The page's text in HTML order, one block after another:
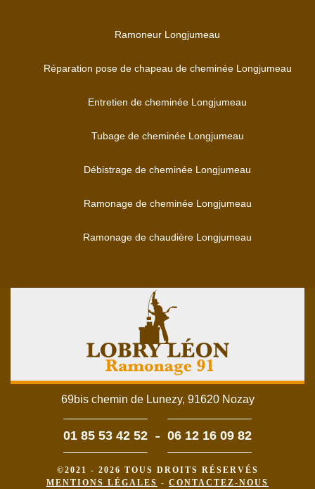
Ramoneur Longjumeau
Réparation pose de chapeau de cheminée Longjumeau
Entretien de cheminée Longjumeau
Tubage de cheminée Longjumeau
Débistrage de cheminée Longjumeau
Ramonage de cheminée Longjumeau
Ramonage de chaudière Longjumeau
69bis chemin de Lunezy, 91620 Nozay
01 85 53 42 52 - 06 12 16 09 82
©2021 - 2026 TOUS DROITS RÉSERVÉS
MENTIONS LÉGALES - CONTACTEZ-NOUS